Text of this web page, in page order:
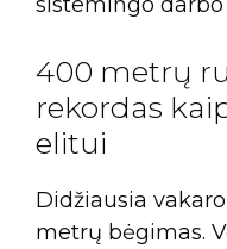
400 metrų
rekordas
elitui
Didžiausia
metrų bėgimas.